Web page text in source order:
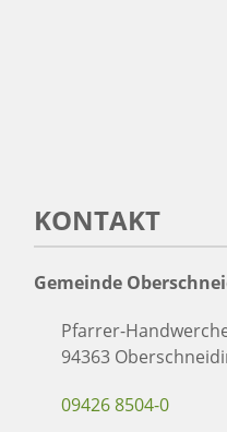
KONTAKT
Gemeinde
Pfarrer-
94363
09426 8504-0